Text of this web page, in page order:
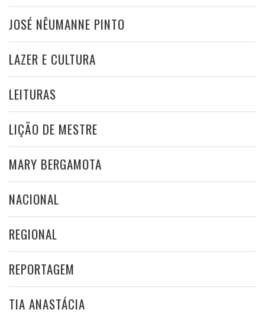
JOSÉ NÊUMANNE PINTO
LAZER E CULTURA
LEITURAS
LIÇÃO DE MESTRE
MARY BERGAMOTA
NACIONAL
REGIONAL
REPORTAGEM
TIA ANASTÁCIA